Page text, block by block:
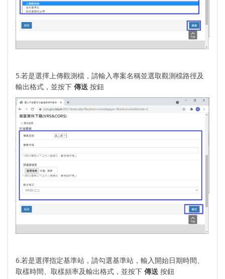
5.若是選擇上傳觀測檔，請輸入專案名稱並選取觀測檔路徑及
輸出格式，並按下 傳送 按鈕
6.若是選擇指定基準站，請勾選基準站，輸入開始日期時間、
取樣時間、取樣頻率及輸出格式，並按下 傳送 按鈕